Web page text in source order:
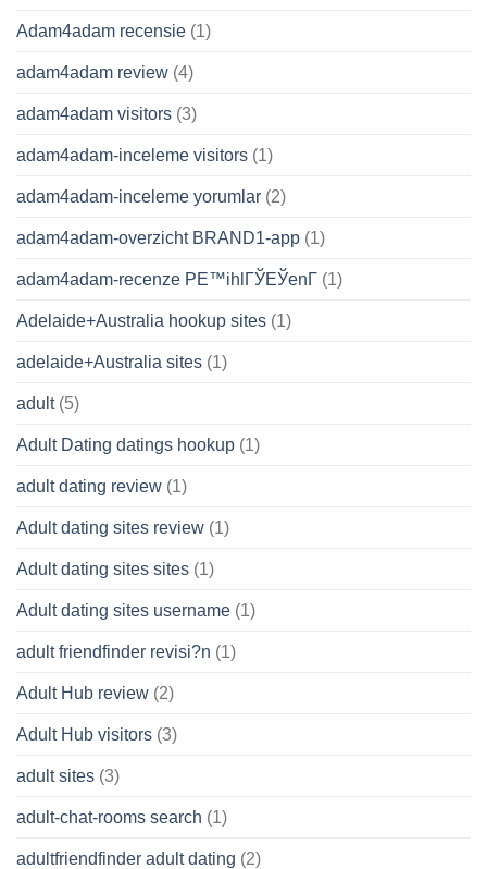
Adam4adam recensie (1)
adam4adam review (4)
adam4adam visitors (3)
adam4adam-inceleme visitors (1)
adam4adam-inceleme yorumlar (2)
adam4adam-overzicht BRAND1-app (1)
adam4adam-recenze PЕ™ihlГЎЕЎenГ­ (1)
Adelaide+Australia hookup sites (1)
adelaide+Australia sites (1)
adult(5)
Adult Dating datings hookup (1)
adult dating review (1)
Adult dating sites review (1)
Adult dating sites sites (1)
Adult dating sites username (1)
adult friendfinder revisi?n (1)
Adult Hub review (2)
Adult Hub visitors (3)
adult sites (3)
adult-chat-rooms search (1)
adultfriendfinder adult dating (2)